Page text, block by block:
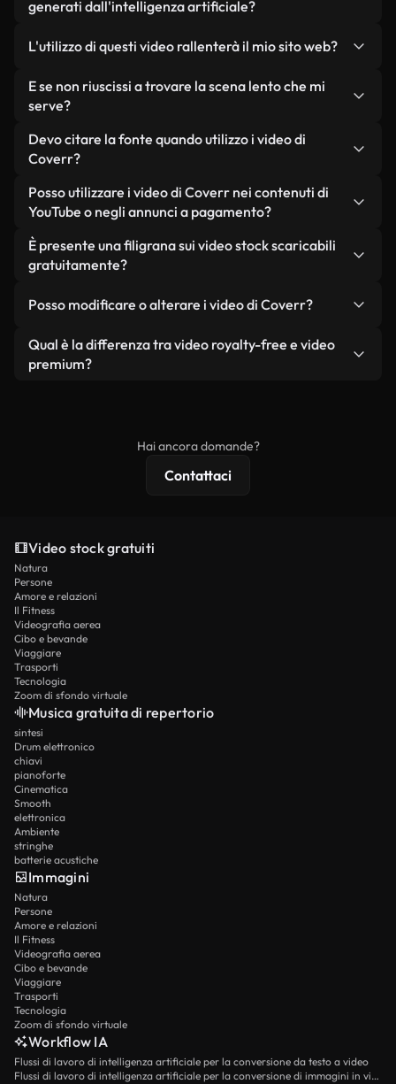
generati dall'intelligenza artificiale?
da filmati reali, girati da persone, relativi a lento, e
da video generati dall'intelligenza artificiale. Ogni
video è chiaramente etichettato, così saprai
L'utilizzo di questi video rallenterà il mio sito web?
Non se scegli le nostre versioni ottimizzate.
Offriamo formati leggeri e pronti per il web,
mantengono alta la qualità, riducono al minimo i
tempi di caricamento e migliorano parametri
come LCP.
E se non riuscissi a trovare la scena lento che mi
serve?
Puoi crearne uno all'istante utilizzando Coverr AI
Studio. Ti basta descrivere la scena, ad esempio
secondi un video personalizzato in conformità con
i nostri standard di licenza.
Devo citare la fonte quando utilizzo i video di
Coverr?
Non è richiesto alcun riconoscimento dell'autore.
Tutti i video presenti nella nostra libreria sono
senza citare il creatore, sebbene sia sempre
gradito.
Posso utilizzare i video di Coverr nei contenuti di
YouTube o negli annunci a pagamento?
Sì. Tutti i filmati di Coverr possono essere utilizzati
in video monetizzati su YouTube, promozioni sui
condizione che non si rivendano o ridistribuiscano
È presente una filigrana sui video stock scaricabili
gratuitamente?
reali o generati dall'intelligenza artificiale, include
filigrane. Avrai a disposizione filmati puliti e pronti
all'uso.
Posso modificare o alterare i video di Coverr?
Sì. Siete liberi di tagliare, ritagliare o remixare i
nostri video. Assicuratevi solo che il prodotto
Qual è la differenza tra video royalty-free e video
premium?
Hai ancora domande?
Contattaci
Video stock gratuiti
Natura
Persone
Amore e relazioni
Il Fitness
Videografia aerea
Cibo e bevande
Viaggiare
Trasporti
Tecnologia
Zoom di sfondo virtuale
Musica gratuita di repertorio
sintesi
Drum elettronico
chiavi
pianoforte
Cinematica
Smooth
elettronica
Ambiente
stringhe
batterie acustiche
Immagini
Natura
Persone
Amore e relazioni
Il Fitness
Videografia aerea
Cibo e bevande
Viaggiare
Trasporti
Tecnologia
Zoom di sfondo virtuale
Workflow IA
Flussi di lavoro di intelligenza artificiale per la conversione da testo a video
Flussi di lavoro di intelligenza artificiale per la conversione di immagini in video